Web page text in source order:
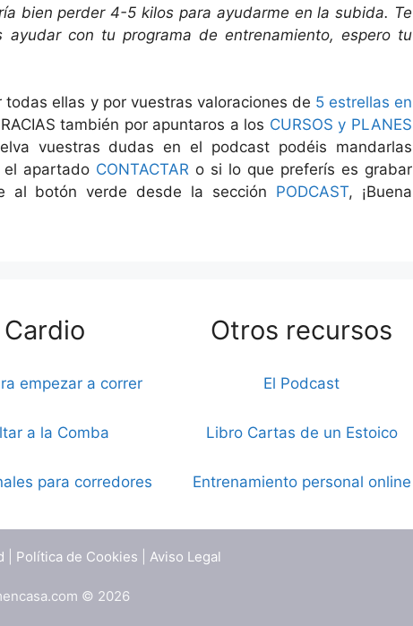
bien perder 4-5 kilos para ayudarme en la subida. Te
con tu programa de entrenamiento, espero tu
todas ellas y por vuestras valoraciones de 5 estrellas en
también por apuntaros a los CURSOS y PLANES
vuestras dudas en el podcast podéis mandarlas
el apartado CONTACTAR o si lo que preferís es grabar
al botón verde desde la sección PODCAST, ¡Buena
Cardio
empezar a correr
a la Comba
para corredores
Otros recursos
El Podcast
Libro Cartas de un Estoico
Entrenamiento personal online
Política de Cookies Aviso Legal
© 2026